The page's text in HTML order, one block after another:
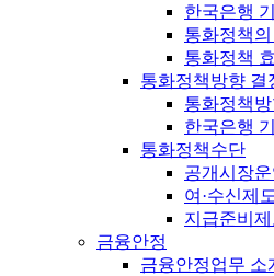
한국은행
통화정책
통화정책
통화정책방향 결
통화정책
한국은행
통화정책수단
공개시장운
여·수신제도
지급준비제
금융안정
금융안정업무 소